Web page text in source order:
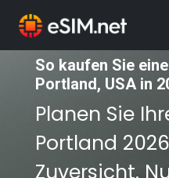
So kaufen Sie
Portland, USA in
Planen Sie
Portland
Zuversicht.